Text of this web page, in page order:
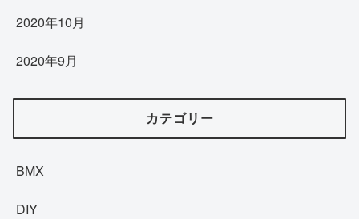
2020年10月
2020年9月
カテゴリー
BMX
DIY